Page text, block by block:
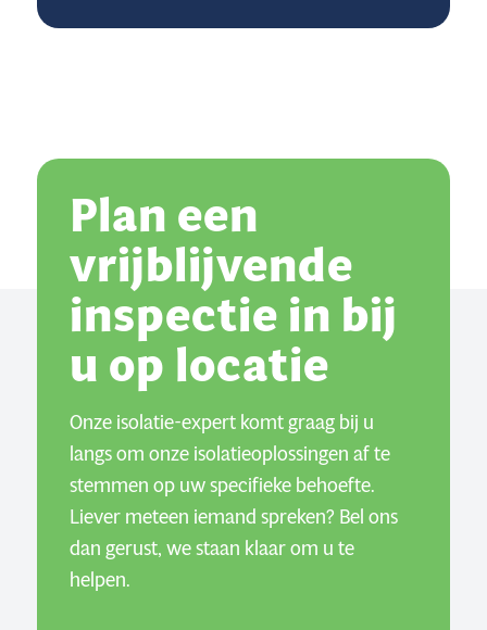
Plan een
vrijblijvende
inspectie in bij
u op locatie
Onze isolatie-expert komt graag bij u
langs om onze isolatieoplossingen af te
stemmen op uw specifieke behoefte.
Liever meteen iemand spreken? Bel ons
dan gerust, we staan klaar om u te
helpen.